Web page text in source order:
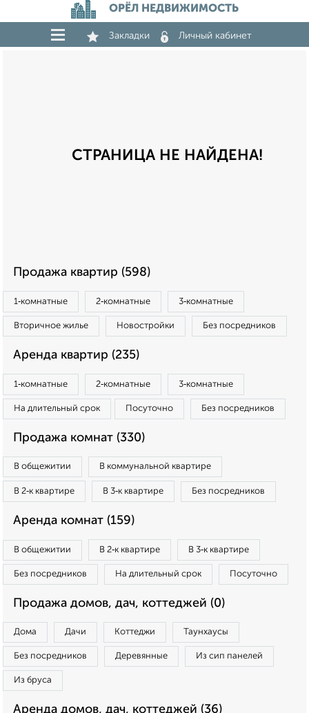
ОРЁЛ НЕДВИЖИМОСТЬ
Закладки Личный кабинет
СТРАНИЦА НЕ НАЙДЕНА!
Продажа квартир (598)
1‑комнатные 2‑комнатные 3‑комнатные
Вторичное жилье Новостройки Без посредников
Аренда квартир (235)
1‑комнатные 2‑комнатные 3‑комнатные
На длительный срок Посуточно Без посредников
Продажа комнат (330)
В общежитии В коммунальной квартире
В 2‑к квартире В 3‑к квартире Без посредников
Аренда комнат (159)
В общежитии В 2‑к квартире В 3‑к квартире
Без посредников На длительный срок Посуточно
Продажа домов, дач, коттеджей (0)
Дома Дачи Коттеджи Таунхаусы
Без посредников Деревянные Из сип панелей
Из бруса
Аренда домов, дач, коттеджей (36)